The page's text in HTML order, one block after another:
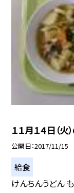
１１月１４日（火
公開日 2017/11/15
給食
けんちんうどん